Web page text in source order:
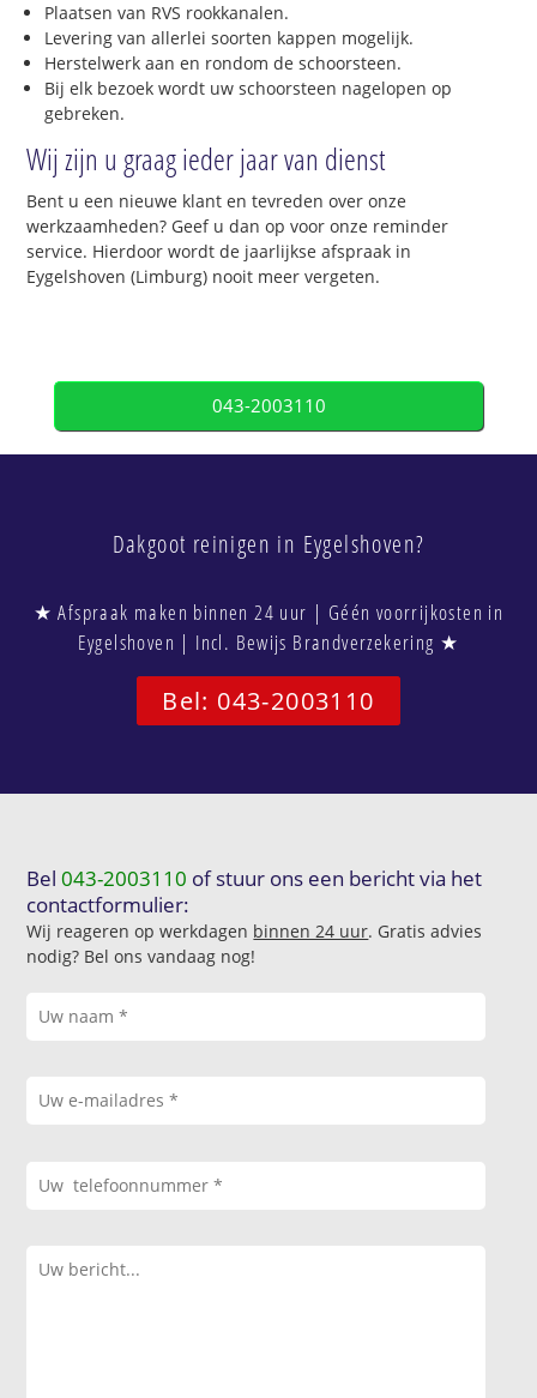
Plaatsen van RVS rookkanalen.
Levering van allerlei soorten kappen mogelijk.
Herstelwerk aan en rondom de schoorsteen.
Bij elk bezoek wordt uw schoorsteen nagelopen op
gebreken.
Wij zijn u graag ieder jaar van dienst
Bent u een nieuwe klant en tevreden over onze
werkzaamheden? Geef u dan op voor onze reminder
service. Hierdoor wordt de jaarlijkse afspraak in
Eygelshoven (Limburg) nooit meer vergeten.
043-2003110
Dakgoot reinigen in Eygelshoven?
★ Afspraak maken binnen 24 uur | Géén voorrijkosten in
Eygelshoven | Incl. Bewijs Brandverzekering ★
Bel: 043-2003110
Bel043-2003110 of stuur ons een bericht via het
contactformulier:
Wij reageren op werkdagen binnen 24 uur. Gratis advies
nodig? Bel ons vandaag nog!